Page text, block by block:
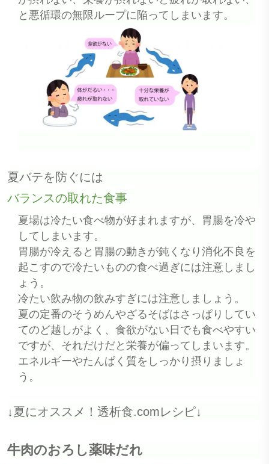
と悪循環の無限ループに陥ってしまいます。
夏バテを防ぐには
バランスの取れた食事
夏場は冷たい食べ物が好まれますが、胃腸を冷や
してしまいます。
胃腸が冷えると胃腸の動きが鈍くなり消化不良を
起こすので冷たいものの食べ過ぎには注意しまし
ょう。
冷たい飲み物の飲みすぎには注意しましょう。
夏の定番のそうめんやざるそばはさっぱりしてい
てのど越しがよく、食欲がない日でも食べやすい
ですが、それだけだと栄養が偏ってしまいます。
エネルギーやたんぱく質をしっかり摂りましょ
う。
↓夏にオススメ！透析食.comレシピ↓
牛肉のおろし薬味だれ